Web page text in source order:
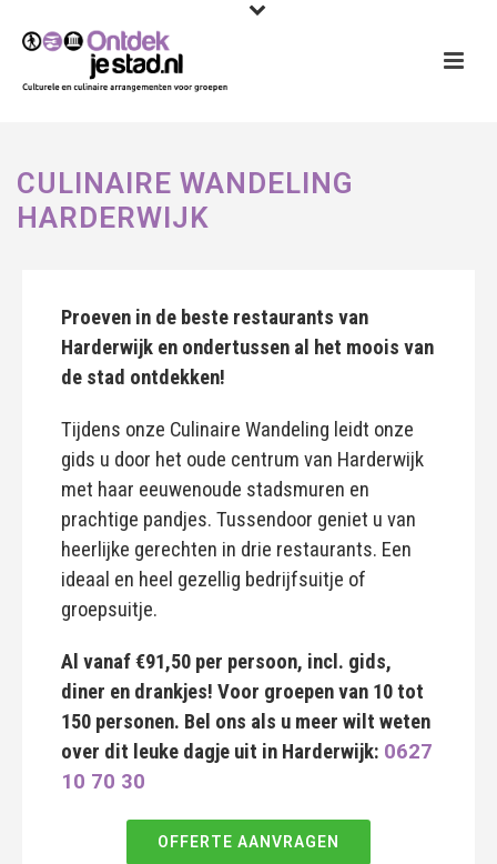
CULINAIRE WANDELING
HARDERWIJK
Proeven in de beste restaurants van
Harderwijk en ondertussen al het moois van
de stad ontdekken!
Tijdens onze Culinaire Wandeling leidt onze
gids u door het oude centrum van Harderwijk
met haar eeuwenoude stadsmuren en
prachtige pandjes. Tussendoor geniet u van
heerlijke gerechten in drie restaurants. Een
ideaal en heel gezellig bedrijfsuitje of
groepsuitje.
Al vanaf €91,50 per persoon, incl. gids,
diner en drankjes! Voor groepen van 10 tot
150 personen. Bel ons als u meer wilt weten
over dit leuke dagje uit in Harderwijk: 0627
10 70 30
OFFERTE AANVRAGEN